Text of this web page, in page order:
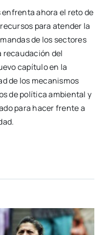
enfrenta ahora el reto de
para atender la
de los sectores
recaudación del
capítulo en la
de los mecanismos
de política ambiental y
para hacer frente a